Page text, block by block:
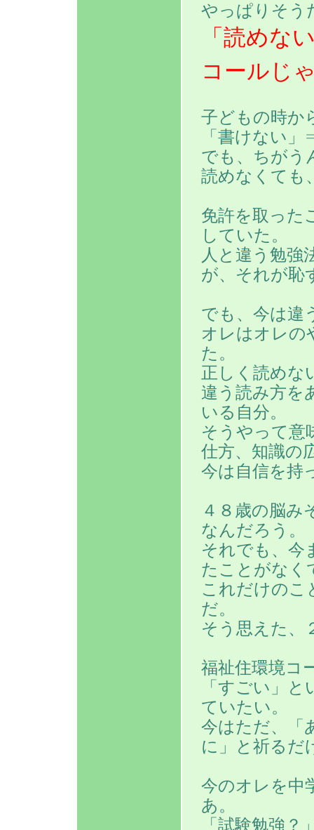
やっぱりそう
「読めな
コールじ
子どもの時か
「書けない
でも、ちがう
読めなくても
免許を取った
していた。
人と違う勉強
が、それが恥
でも、今は違
オレはオレの
た。
正しく読めな
違う読み方を
いる自分。
そうやって意
仕方、知識の
今は自信を持
４８歳の脳み
なんだろう。
それでも、今
たことがなく
これだけのこ
だ。
そう思えた、
福祉住環境コ
「すごい」
ていたい。
今はただ、「
に」と祈るだ
今のオレを中
あ。
「試験勉強？